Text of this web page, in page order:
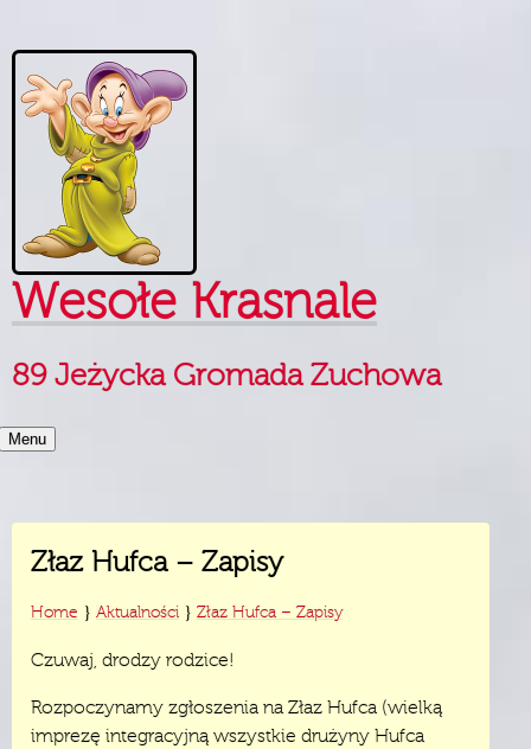
Wesołe Krasnale
89 Jeżycka Gromada Zuchowa
Menu
Złaz Hufca – Zapisy
Home } Aktualności } Złaz Hufca – Zapisy
Czuwaj, drodzy rodzice!
Rozpoczynamy zgłoszenia na Złaz Hufca (wielką
imprezę integracyjną wszystkie drużyny Hufca